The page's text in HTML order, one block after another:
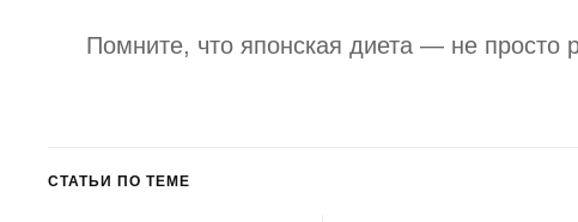
Помните, что японская диета — не просто
СТАТЬИ ПО ТЕМЕ